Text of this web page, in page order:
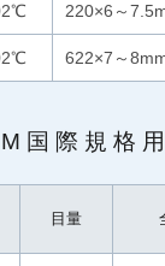
220×6～
622×7～
際規格
目量